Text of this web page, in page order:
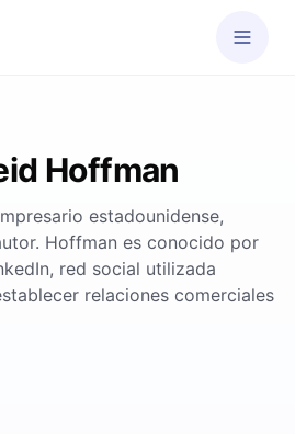
Hoffman
estadounidense,
Hoffman es conocido por
red social utilizada
relaciones comerciales